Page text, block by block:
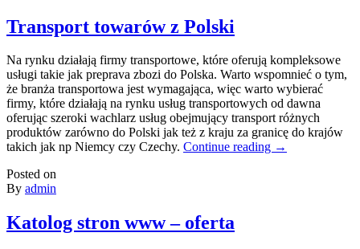
Transport towarów z Polski
Na rynku działają firmy transportowe, które oferują kompleksowe
usługi takie jak preprava zbozi do Polska. Warto wspomnieć o tym,
że branża transportowa jest wymagająca, więc warto wybierać
firmy, które działają na rynku usług transportowych od dawna
oferując szeroki wachlarz usług obejmujący transport różnych
produktów zarówno do Polski jak też z kraju za granicę do krajów
takich jak np Niemcy czy Czechy. Continue reading →
Posted on
By admin
Katolog stron www – oferta